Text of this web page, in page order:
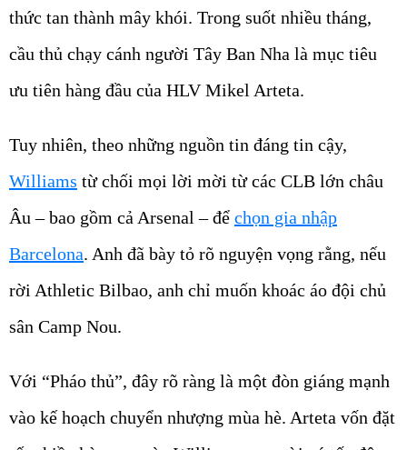
thức tan thành mây khói. Trong suốt nhiều tháng,
cầu thủ chạy cánh người Tây Ban Nha là mục tiêu
ưu tiên hàng đầu của HLV Mikel Arteta.
Tuy nhiên, theo những nguồn tin đáng tin cậy,
Williams từ chối mọi lời mời từ các CLB lớn châu
Âu – bao gồm cả Arsenal – để chọn gia nhập
Barcelona. Anh đã bày tỏ rõ nguyện vọng rằng, nếu
rời Athletic Bilbao, anh chỉ muốn khoác áo đội chủ
sân Camp Nou.
Với “Pháo thủ”, đây rõ ràng là một đòn giáng mạnh
vào kế hoạch chuyển nhượng mùa hè. Arteta vốn đặt